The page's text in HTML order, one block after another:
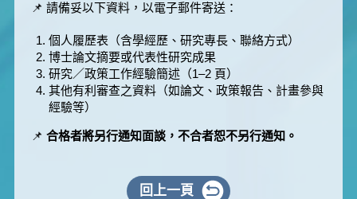
📌 請備妥以下資料，以電子郵件寄送：
個人履歷表（含學經歷、研究專長、聯絡方式）
博士論文摘要或代表性研究成果
研究／政策工作經驗簡述（1–2 頁）
其他有利審查之資料（如論文、政策報告、計畫參與
經驗等）
📌 合格者將另行通知面談，不合者恕不另行通知。
回上一頁